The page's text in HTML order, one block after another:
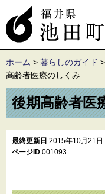
ホーム > 暮らしのガイド >
高齢者医療のしくみ
後期高齢者医
最終更新日 2015年10月21日
ページID 001093